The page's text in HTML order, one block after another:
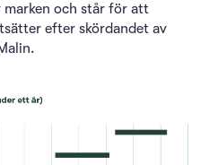
marken och står för att
efter skördandet av